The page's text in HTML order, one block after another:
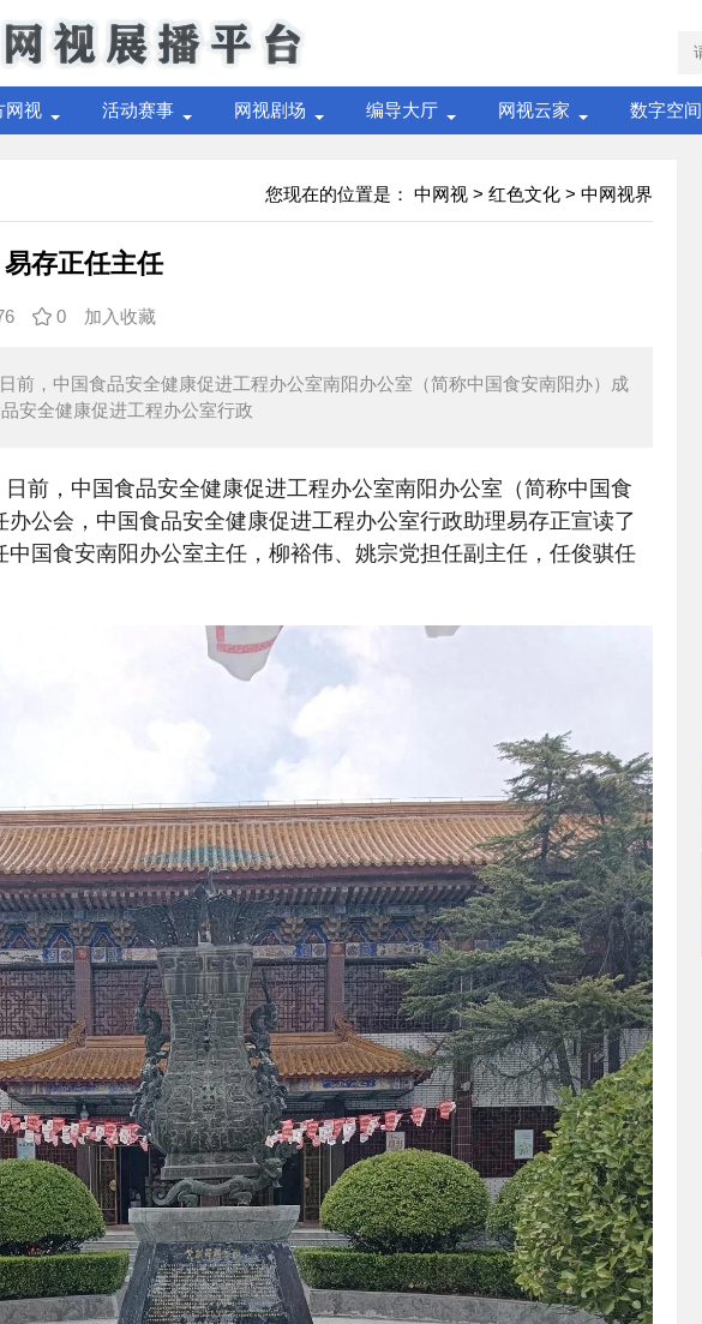
网视 活动赛事 网视剧场 编导大厅 网视云家 数字空间
您现在的位置是： 中网视 > 红色文化 > 中网视界
存正任主任
0 加入收藏
前，中国食品安全健康促进工程办公室南阳办公室（简称中国食安南阳办）成
安全健康促进工程办公室行政
前，中国食品安全健康促进工程办公室南阳办公室（简称中国食
公会，中国食品安全健康促进工程办公室行政助理易存正宣读了
国食安南阳办公室主任，柳裕伟、姚宗党担任副主任，任俊骐任